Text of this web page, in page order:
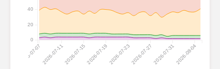
Довідка
Набір даних
2026-07-07 2026-07-112026-07-152026-07-192026-07-232026-07-272026-07-312026-08-04
0
20
40